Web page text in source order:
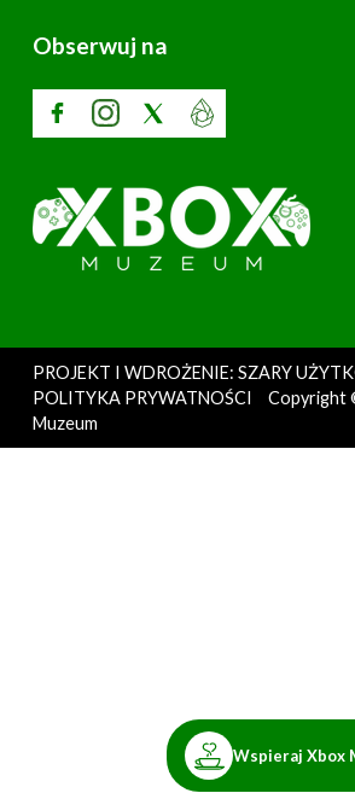
Obserwuj na
PROJEKT I WDROŻENIE: SZARY
POLITYKA PRYWATNOŚCI
Copyright
Muzeum
Wspieraj Xbox